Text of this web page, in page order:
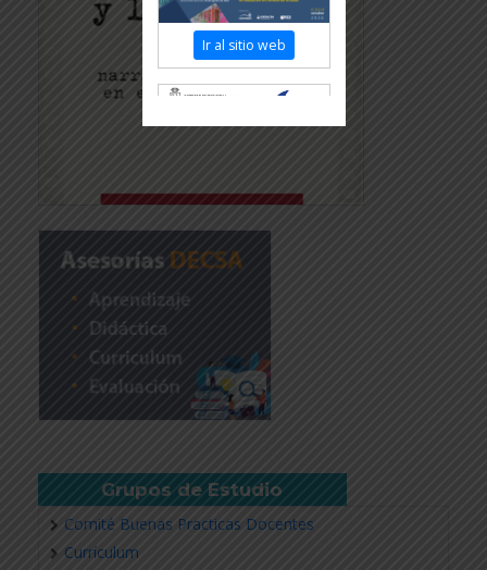
Grupos de Estudio
Comité Buenas Practicas Docentes
Currículum
Ir al sitio web
Revisar más información